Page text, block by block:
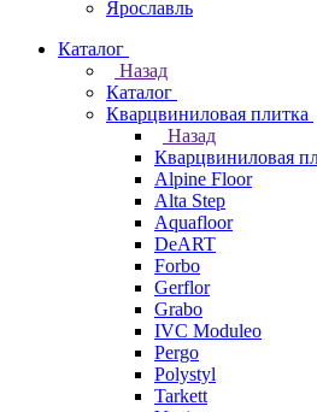
Ярославль
Каталог
Назад
Каталог
Кварцвиниловая плитка
Назад
Кварцвиниловая
Alpine Floor
Alta Step
Aquafloor
DeART
Forbo
Gerflor
Grabo
IVC Moduleo
Pergo
Polystyl
Tarkett